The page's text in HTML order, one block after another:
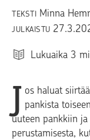
TEKSTI Minna
JULKAISTU
Lukuaika 3
J os haluat
pankista
uuteen pankkiin ja
perustamisesta,